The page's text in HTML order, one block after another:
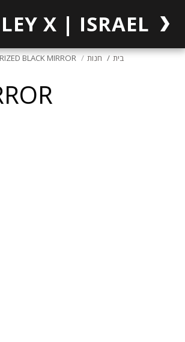
X | ISRAEL
בית חנות BLACK MIRROR